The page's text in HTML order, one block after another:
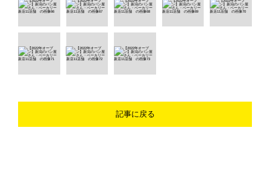
記事に戻る